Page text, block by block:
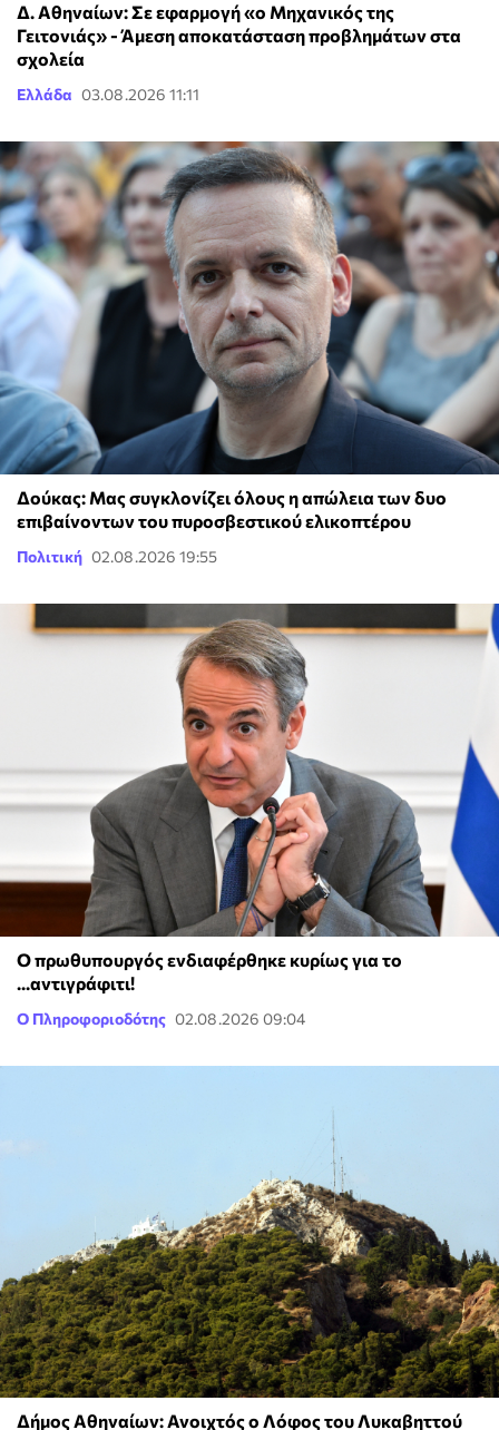
Δ. Αθηναίων: Σε εφαρμογή «ο Μηχανικός της
Γειτονιάς» - Άμεση αποκατάσταση προβλημάτων στα
σχολεία
Ελλάδα 03.08.2026 11:11
Δούκας: Μας συγκλονίζει όλους η απώλεια των δυο
επιβαίνοντων του πυροσβεστικού ελικοπτέρου
Πολιτική 02.08.2026 19:55
Ο πρωθυπουργός ενδιαφέρθηκε κυρίως για το
...αντιγράφιτι!
Ο Πληροφοριοδότης 02.08.2026 09:04
Δήμος Αθηναίων: Ανοιχτός ο Λόφος του Λυκαβηττού